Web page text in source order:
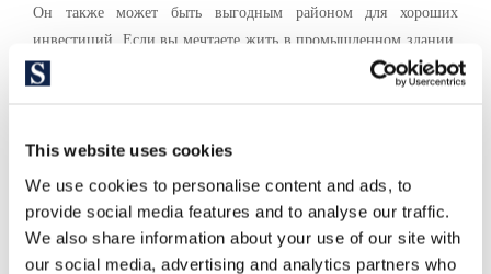
This website uses cookies
We use cookies to personalise content and ads, to
provide social media features and to analyse our traffic.
We also share information about your use of our site with
our social media, advertising and analytics partners who
Он также может быть выгодным районом для хороших
инвестиций. Если вы мечтаете жить в промышленном здании,
переоборудованном в лофты, это ваше идеальное место, а также